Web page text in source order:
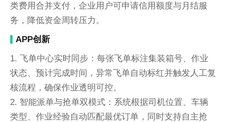
类费用合并支付，企业用户可申请信用额度与月结服
务，降低资金周转压力。
APP创新
1. 飞单中心实时同步：每张飞单标注集装箱号、作业
状态、预计完成时间，异常飞单自动标红并触发人工复
核流程，确保作业透明可控。
2. 智能派单与抢单双模式：系统根据司机位置、车辆
类型、作业经验自动匹配最优订单，同时支持自主抢